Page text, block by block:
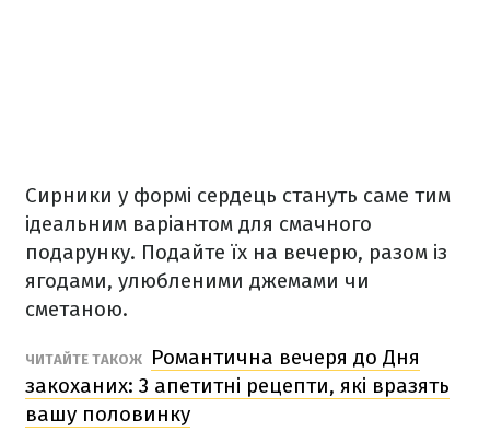
Сирники у формі сердець стануть саме тим
ідеальним варіантом для смачного
подарунку. Подайте їх на вечерю, разом із
ягодами, улюбленими джемами чи
сметаною.
ЧИТАЙТЕ ТАКОЖ
Романтична вечеря до Дня
закоханих: 3 апетитні рецепти, які вразять
вашу половинку